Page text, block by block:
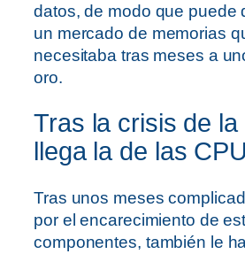
datos, de modo que puede
un mercado de memorias
necesitaba tras meses a
oro.
Tras la crisis de la
llega la de las CPU
Tras unos meses
por el encarecimiento de
componentes, también le